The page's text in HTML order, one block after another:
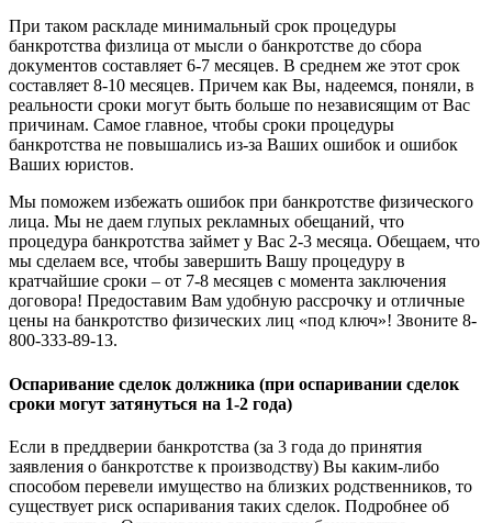
При таком раскладе минимальный срок процедуры
банкротства физлица от мысли о банкротстве до сбора
документов составляет 6-7 месяцев. В среднем же этот срок
составляет 8-10 месяцев. Причем как Вы, надеемся, поняли, в
реальности сроки могут быть больше по независящим от Вас
причинам. Самое главное, чтобы сроки процедуры
банкротства не повышались из-за Ваших ошибок и ошибок
Ваших юристов.
Мы поможем избежать ошибок при банкротстве физического
лица. Мы не даем глупых рекламных обещаний, что
процедура банкротства займет у Вас 2-3 месяца. Обещаем, что
мы сделаем все, чтобы завершить Вашу процедуру в
кратчайшие сроки – от 7-8 месяцев с момента заключения
договора! Предоставим Вам удобную рассрочку и отличные
цены на банкротство физических лиц «под ключ»! Звоните 8-
800-333-89-13.
Оспаривание сделок должника (при оспаривании сделок
сроки могут затянуться на 1-2 года)
Если в преддверии банкротства (за 3 года до принятия
заявления о банкротстве к производству) Вы каким-либо
способом перевели имущество на близких родственников, то
существует риск оспаривания таких сделок. Подробнее об